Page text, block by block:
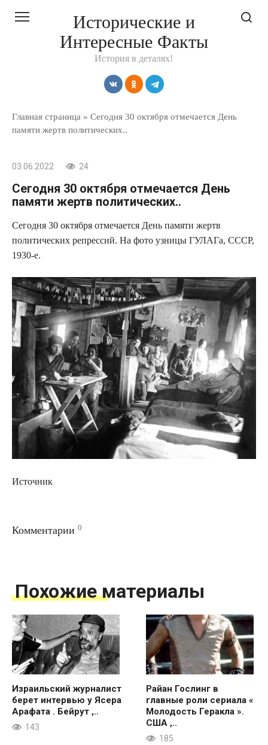
Исторические и
Интересные Факты
История в деталях!
Главная страница » Сегодня 30 октября отмечается День
памяти жертв политических..
03.06.2022 24
Сегодня 30 октября отмечается День
памяти жертв политических..
Сегодня 30 октября отмечается День памяти жертв
политических репрессий. На фото узницы ГУЛАГа, СССР,
1930-е.
Источник
Комментарии 0
Похожие материалы
Израильский журналист
берет интервью у Ясера
Арафата . Бейрут ,..
143
Райан Гослинг в
главные роли сериала «
Молодость Геракла ».
США ,..
185